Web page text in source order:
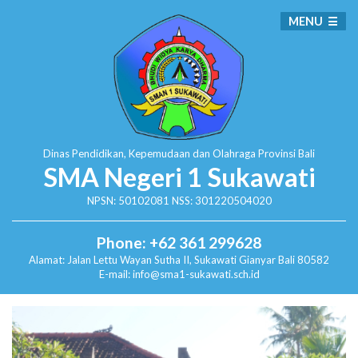
Dinas Pendidikan, Kepemudaan dan Olahraga Provinsi Bali
SMA Negeri 1 Sukawati
NPSN: 50102081 NSS: 301220504020
Phone: +62 361 299628
Alamat: Jalan Lettu Wayan Sutha II, SukawatiGianyar Bali 80582
E-mail: info@sma1-sukawati.sch.id
MENU